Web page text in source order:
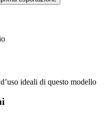
ideali di questo modello